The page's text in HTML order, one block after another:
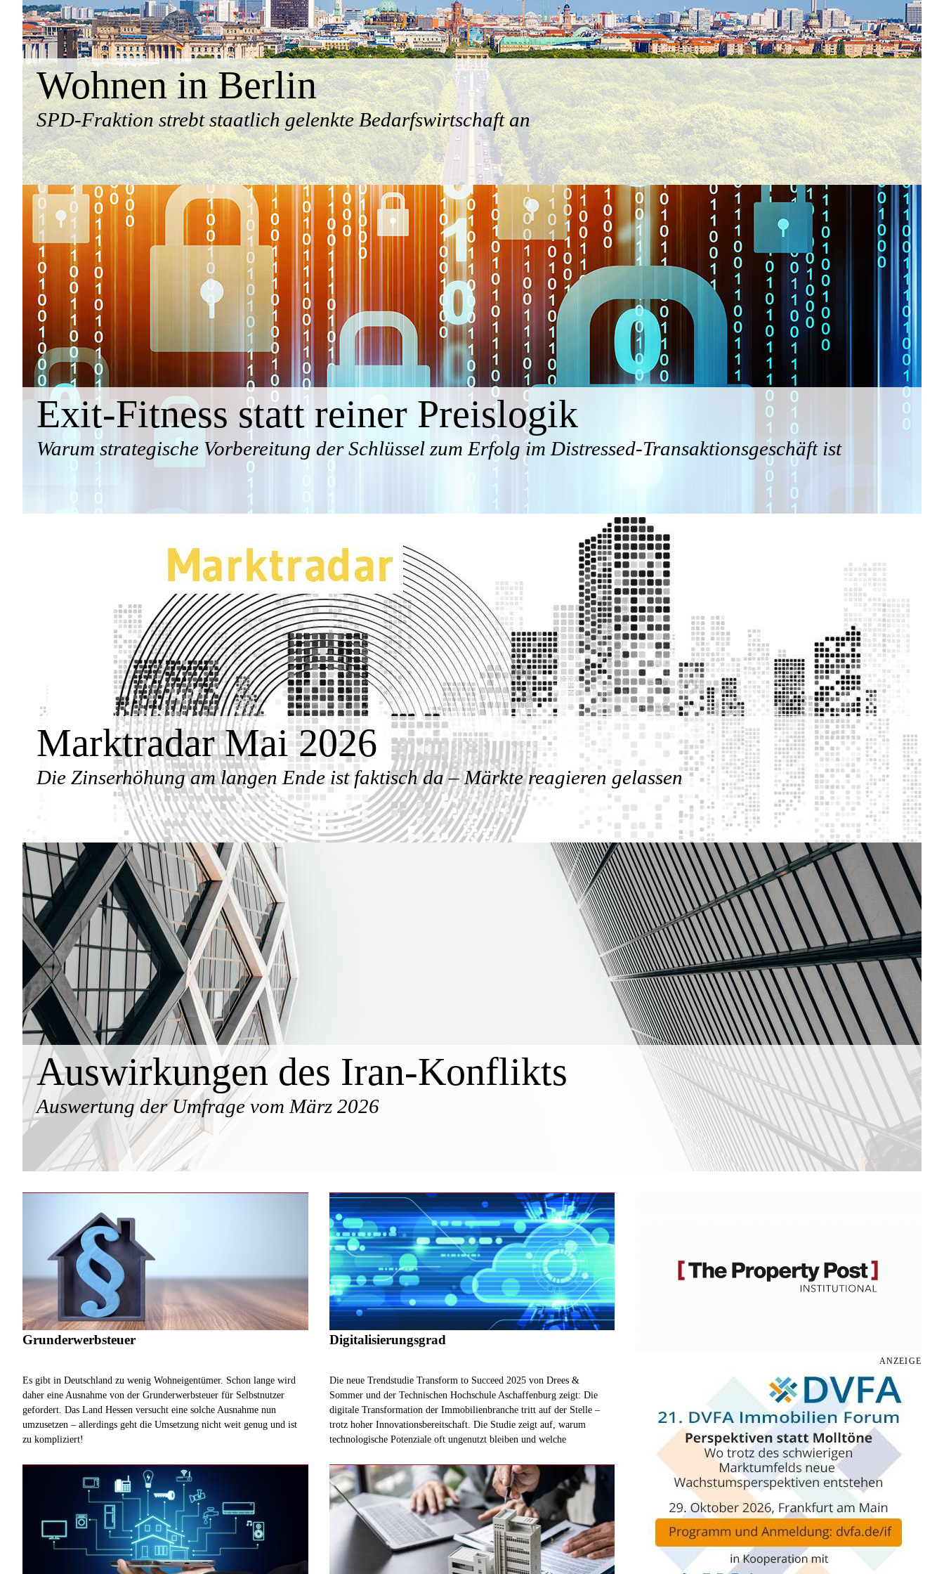
Wohnen in Berlin
SPD-Fraktion strebt staatlich gelenkte Bedarfswirtschaft an
Exit‑Fitness statt reiner Preislogik
Warum strategische Vorbereitung der Schlüssel zum Erfolg im Distressed‑Transaktionsgeschäft ist
Marktradar Mai 2026
Die Zinserhöhung am langen Ende ist faktisch da – Märkte reagieren gelassen
Auswirkungen des Iran-Konflikts
Auswertung der Umfrage vom März 2026
Grunderwerbsteuer
Es gibt in Deutschland zu wenig Wohneigentümer. Schon lange wird
daher eine Ausnahme von der Grunderwerbsteuer für Selbstnutzer
gefordert. Das Land Hessen versucht eine solche Ausnahme nun
umzusetzen – allerdings geht die Umsetzung nicht weit genug und ist
zu kompliziert!
Digitalisierungsgrad
Die neue Trendstudie Transform to Succeed 2025 von Drees &
Sommer und der Technischen Hochschule Aschaffenburg zeigt: Die
digitale Transformation der Immobilienbranche tritt auf der Stelle –
trotz hoher Innovationsbereitschaft. Die Studie zeigt auf, warum
technologische Potenziale oft ungenutzt bleiben und welche
ANZEIGE